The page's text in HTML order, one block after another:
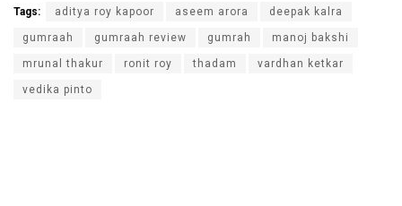
Tags: aditya roy kapoor aseem arora deepak kalra
gumraah gumraah review gumrah manoj bakshi
mrunal thakur ronit roy thadam vardhan ketkar
vedika pinto